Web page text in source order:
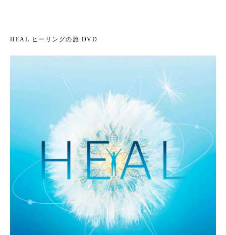
HEAL ヒーリングの旅 DVD